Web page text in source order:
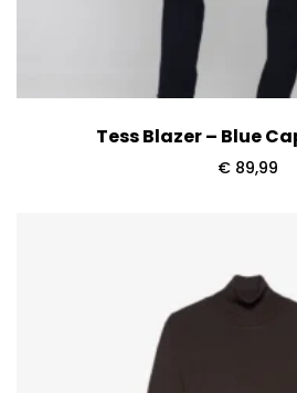
Tess Blazer – Blue
€89,99